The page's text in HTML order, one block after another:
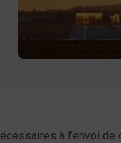
à l’envoi de